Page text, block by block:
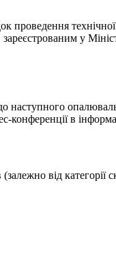
технічної
у
наступного
конференції в
від категорії